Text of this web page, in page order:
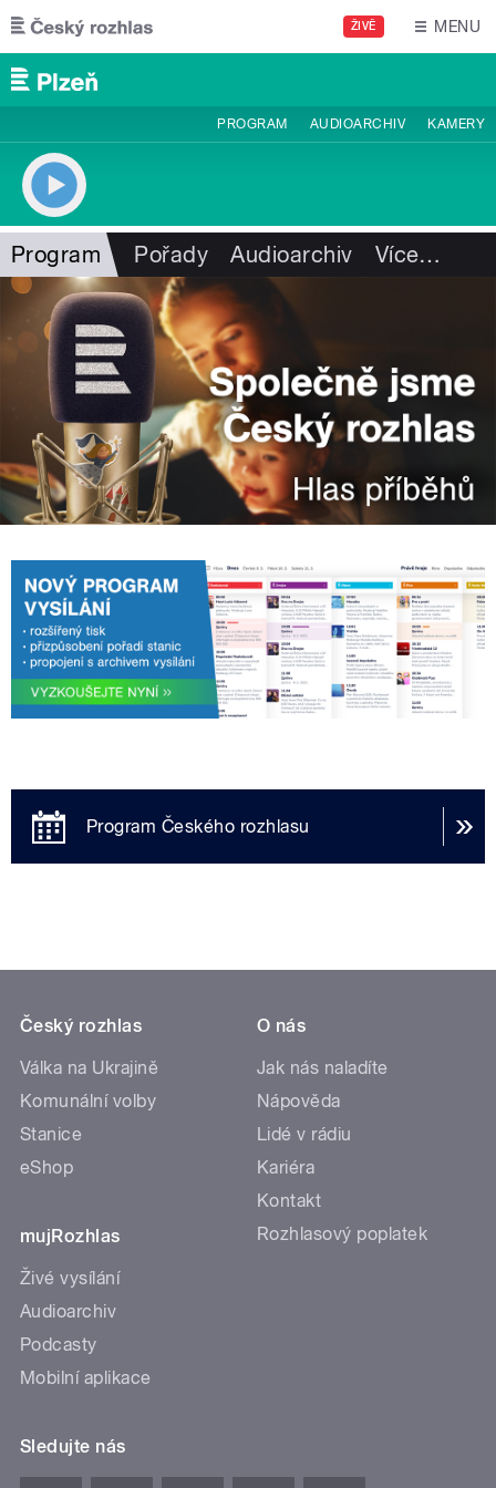
Přejít k hlavnímu obsahu
ŽIVĚ MENU
PROGRAM AUDIOARCHIV KAMERY
Program Pořady Audioarchiv Více…
Program Českého rozhlasu
Český rozhlas
Válka na Ukrajině
Komunální volby
Stanice
eShop
mujRozhlas
Živé vysílání
Audioarchiv
Podcasty
Mobilní aplikace
O nás
Jak nás naladíte
Nápověda
Lidé v rádiu
Kariéra
Kontakt
Rozhlasový poplatek
Sledujte nás